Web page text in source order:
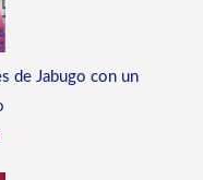
de Jabugo con un